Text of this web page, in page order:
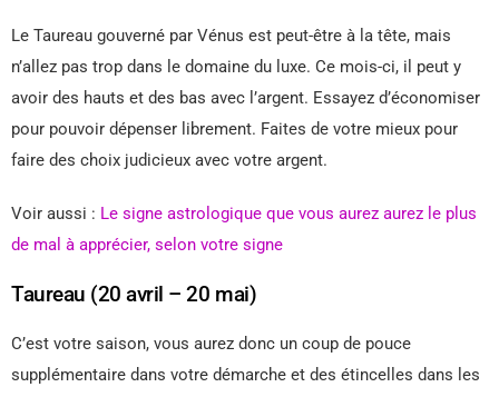
Le Taureau gouverné par Vénus est peut-être à la tête, mais
n’allez pas trop dans le domaine du luxe. Ce mois-ci, il peut y
avoir des hauts et des bas avec l’argent. Essayez d’économiser
pour pouvoir dépenser librement. Faites de votre mieux pour
faire des choix judicieux avec votre argent.
Voir aussi : Le signe astrologique que vous aurez aurez le plus
de mal à apprécier, selon votre signe
Taureau (20 avril – 20 mai)
C’est votre saison, vous aurez donc un coup de pouce
supplémentaire dans votre démarche et des étincelles dans les